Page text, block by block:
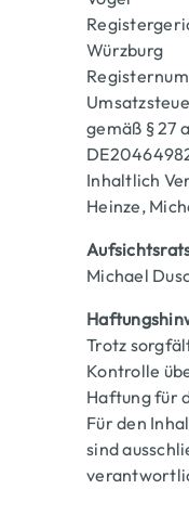
Würzburg
gemäß § 27
Inhaltlich
Heinze,
Michael
Trotz
Kontrolle
Haftung für
Für den
sind